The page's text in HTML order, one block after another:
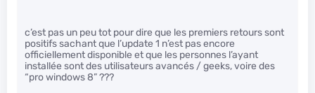
c’est pas un peu tot pour dire que les premiers retours sont
positifs sachant que l’update 1 n’est pas encore
officiellement disponible et que les personnes l’ayant
installée sont des utilisateurs avancés / geeks, voire des
“pro windows 8” ???